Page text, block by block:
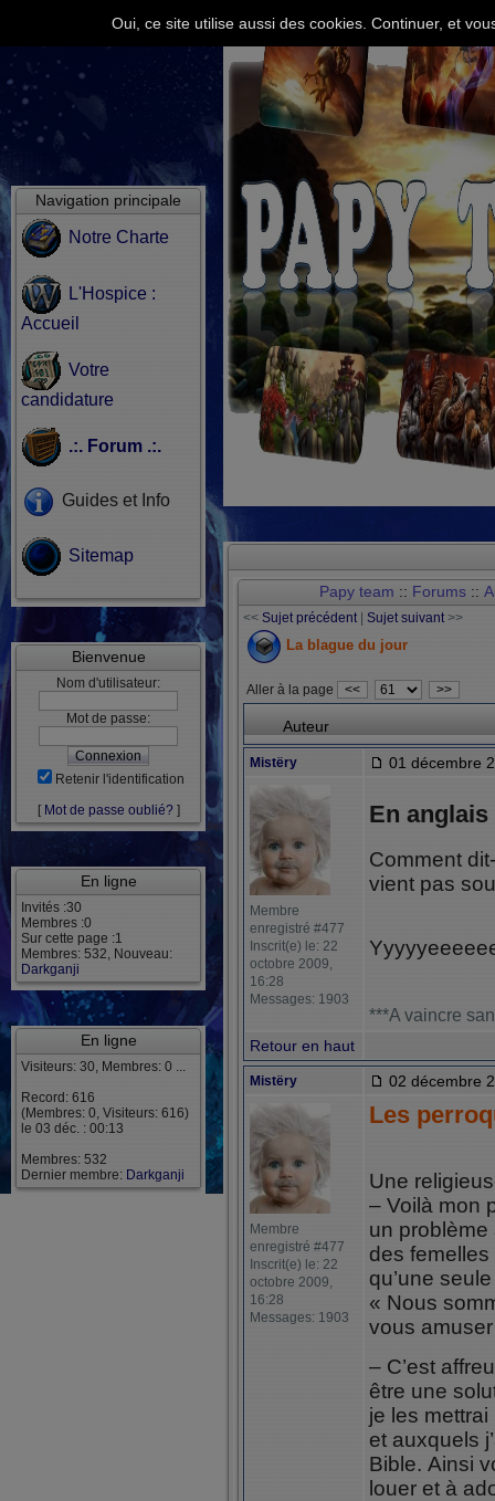
Navigation principale
Notre Charte
L'Hospice :
Accueil
Votre
candidature
.:. Forum .:.
Guides et Info
Sitemap
Bienvenue
Nom d'utilisateur:
Mot de passe:
Retenir l'identification
[ Mot de passe oublié? ]
En ligne
Invités :30
Membres :0
Sur cette page :1
Membres: 532, Nouveau:
Darkganji
En ligne
Visiteurs: 30, Membres: 0 ...
Record: 616
(Membres: 0, Visiteurs: 616)
le 03 déc. : 00:13
Membres: 532
Dernier membre: Darkganji
Papy team :: Forums ::
<< Sujet précédent| Sujet suivant>>
La blague du jour
Aller à la page << >>
Auteur
Mistëry 01 décembre
Membre
enregistré #477
Inscrit(e) le: 22
octobre 2009,
16:28
Messages: 1903
En anglais
Comment
vient pas
***A vaincre
Retour en haut
Mistëry 02 décembre
Membre
enregistré #477
Inscrit(e) le: 22
octobre 2009,
16:28
Messages: 1903
Les
Une
– Voilà mon
un
des
qu’une
« Nous
vous
– C’est
être une
je les
et auxquels
Bible. Ainsi
louer et à
Oui, ce site utilise aussi des cookies. Continuer, et